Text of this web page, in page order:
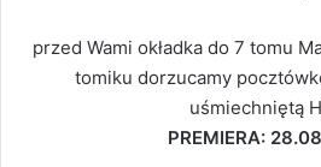
przed Wami okładka do 7 tomu
tomiku dorzucamy
uśmiechniętą
PREMIERA: